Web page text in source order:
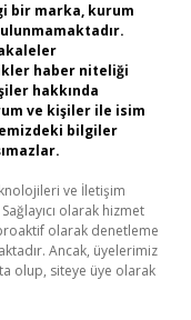
bir marka, kurum
haber niteliği
hakkında
ve kişiler ile isim
bilgiler
ve İletişim
olarak hizmet
olarak denetleme
Ancak, üyelerimiz
olup, siteye üye olarak